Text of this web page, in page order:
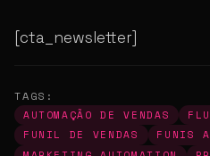
[cta_newsletter]
TAGS:
AUTOMAÇÃO DE VENDAS
FUNIL DE VENDAS
FUNIS